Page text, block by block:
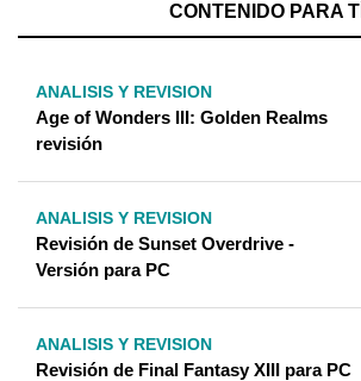
CONTENIDO PARA TÍ
ANALISIS Y REVISION
Age of Wonders III: Golden Realms
revisión
ANALISIS Y REVISION
Revisión de Sunset Overdrive -
Versión para PC
ANALISIS Y REVISION
Revisión de Final Fantasy XIII para PC